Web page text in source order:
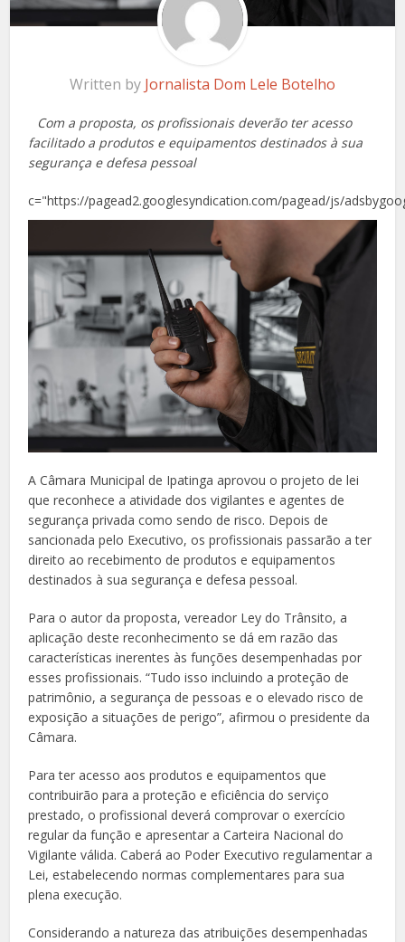
Written by Jornalista Dom Lele Botelho
Com a proposta, os profissionais deverão ter acesso
facilitado a produtos e equipamentos destinados à sua
segurança e defesa pessoal
c="https://pagead2.googlesyndication.com/pagead/js/
A Câmara Municipal de Ipatinga aprovou o projeto de lei
que reconhece a atividade dos vigilantes e agentes de
segurança privada como sendo de risco. Depois de
sancionada pelo Executivo, os profissionais passarão a ter
direito ao recebimento de produtos e equipamentos
destinados à sua segurança e defesa pessoal.
Para o autor da proposta, vereador Ley do Trânsito, a
aplicação deste reconhecimento se dá em razão das
características inerentes às funções desempenhadas por
esses profissionais. “Tudo isso incluindo a proteção de
patrimônio, a segurança de pessoas e o elevado risco de
exposição a situações de perigo”, afirmou o presidente da
Câmara.
Para ter acesso aos produtos e equipamentos que
contribuirão para a proteção e eficiência do serviço
prestado, o profissional deverá comprovar o exercício
regular da função e apresentar a Carteira Nacional do
Vigilante válida. Caberá ao Poder Executivo regulamentar a
Lei, estabelecendo normas complementares para sua
plena execução.
Considerando a natureza das atribuições desempenhadas